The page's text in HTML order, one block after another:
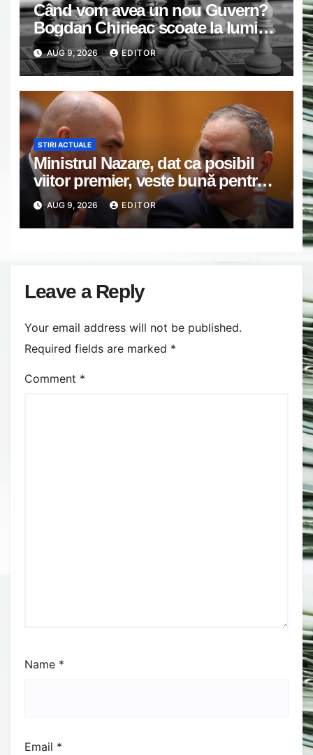
Când vom avea un nou Guvern?
Bogdan Chirieac scoate la lumină
jocuri politice de culise: Noi dăm
banii, noi le plătim VIDEO
AUG 9, 2026 EDITOR
STIRI ACTUALE
Ministrul Nazare, dat ca posibil
viitor premier, veste bună pentru
români: Momentul din care vom
simți ”normalitatea” economică
AUG 9, 2026 EDITOR
Leave a Reply
Your email address will not be published.
Required fields are marked *
Comment *
Name *
Email *